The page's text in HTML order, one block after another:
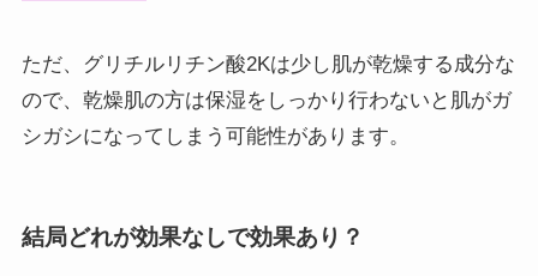
ただ、グリチルリチン酸2Kは少し肌が乾燥する成分な
ので、乾燥肌の方は保湿をしっかり行わないと肌がガ
シガシになってしまう可能性があります。
結局どれが効果なしで効果あり？